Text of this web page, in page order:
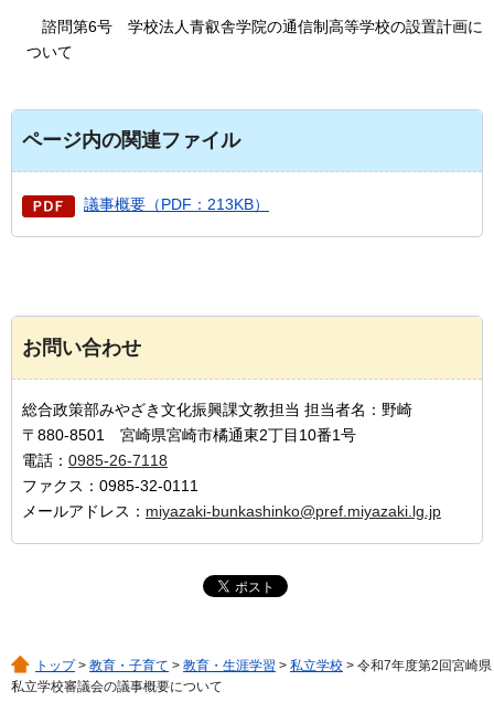
諮問第6号
学校法人青叡舎学院の通信制高等学校の設置計画に
ついて
ページ内の関連ファイル
議事概要（PDF：213KB）
お問い合わせ
総合政策部みやざき文化振興課文教担当 担当者名：野崎
〒880-8501 宮崎県宮崎市橘通東2丁目10番1号
電話： 0985-26-7118
ファクス：0985-32-0111
メールアドレス： miyazaki-bunkashinko@pref.miyazaki.lg.jp
トップ> 教育・子育て > 教育・生涯学習 > 私立学校 > 令和7年度第2回宮崎県
私立学校審議会の議事概要について